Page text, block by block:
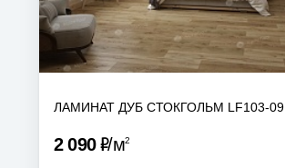
ЛАМИНАТ ДУБ СТОКГОЛЬМ LF103-09
2 090Р м2